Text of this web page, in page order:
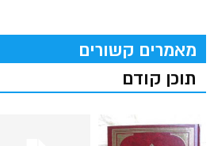
מאמרים קשורים
תוכן קודם